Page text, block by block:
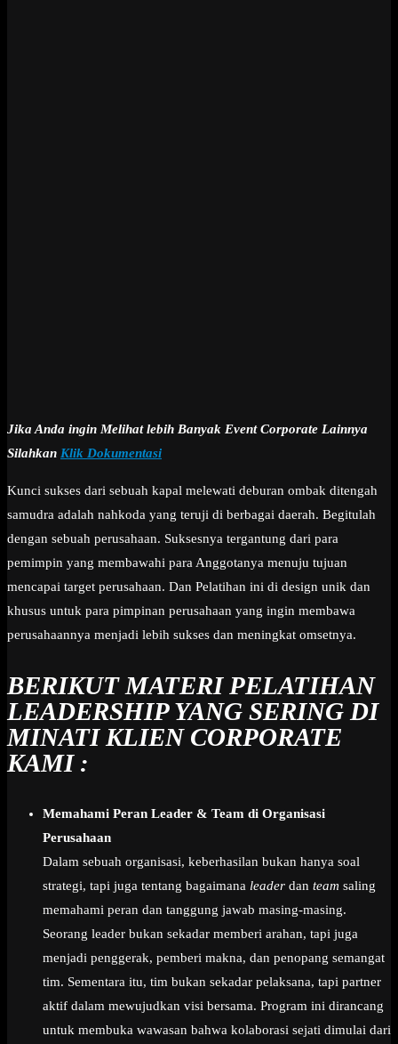
Jika Anda ingin Melihat lebih Banyak Event Corporate Lainnya
Silahkan Klik Dokumentasi
Kunci sukses dari sebuah kapal melewati deburan ombak ditengah
samudra adalah nahkoda yang teruji di berbagai daerah. Begitulah
dengan sebuah perusahaan. Suksesnya tergantung dari para
pemimpin yang membawahi para Anggotanya menuju tujuan
mencapai target perusahaan. Dan Pelatihan ini di design unik dan
khusus untuk para pimpinan perusahaan yang ingin membawa
perusahaannya menjadi lebih sukses dan meningkat omsetnya.
BERIKUT MATERI PELATIHAN
LEADERSHIP YANG SERING DI
MINATI KLIEN CORPORATE
KAMI :
Memahami Peran Leader & Team di Organisasi
Perusahaan
Dalam sebuah organisasi, keberhasilan bukan hanya soal
strategi, tapi juga tentang bagaimana leader dan team saling
memahami peran dan tanggung jawab masing-masing.
Seorang leader bukan sekadar memberi arahan, tapi juga
menjadi penggerak, pemberi makna, dan penopang semangat
tim. Sementara itu, tim bukan sekadar pelaksana, tapi partner
aktif dalam mewujudkan visi bersama. Program ini dirancang
untuk membuka wawasan bahwa kolaborasi sejati dimulai dari